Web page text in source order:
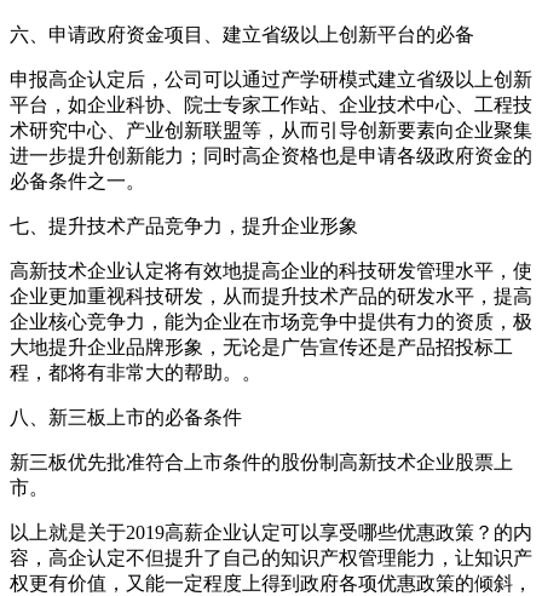
六、申请政府资金项目、建立省级以上创新平台的必备
申报高企认定后，公司可以通过产学研模式建立省级以上创新
平台，如企业科协、院士专家工作站、企业技术中心、工程技
术研究中心、产业创新联盟等，从而引导创新要素向企业聚集
进一步提升创新能力；同时高企资格也是申请各级政府资金的
必备条件之一。
七、提升技术产品竞争力，提升企业形象
高新技术企业认定将有效地提高企业的科技研发管理水平，使
企业更加重视科技研发，从而提升技术产品的研发水平，提高
企业核心竞争力，能为企业在市场竞争中提供有力的资质，极
大地提升企业品牌形象，无论是广告宣传还是产品招投标工
程，都将有非常大的帮助。。
八、新三板上市的必备条件
新三板优先批准符合上市条件的股份制高新技术企业股票上
市。
以上就是关于2019高薪企业认定可以享受哪些优惠政策？的内
容，高企认定不但提升了自己的知识产权管理能力，让知识产
权更有价值，又能一定程度上得到政府各项优惠政策的倾斜，